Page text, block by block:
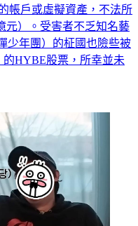
帳戶或虛擬資產，不法所
元）。受害者不乏知名藝
少年團）的柾國也險些被
HYBE股票，所幸並未